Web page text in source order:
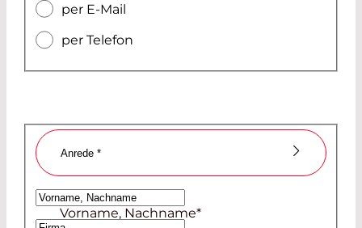
per E-Mail
per Telefon
Anrede *
Frau
Vorname, Nachname*